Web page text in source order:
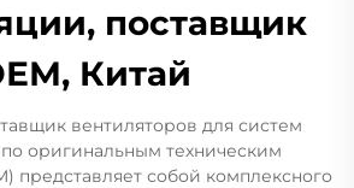
поставщик
Китай
вентиляторов для систем
оригинальным техническим
представляет собой комплексного